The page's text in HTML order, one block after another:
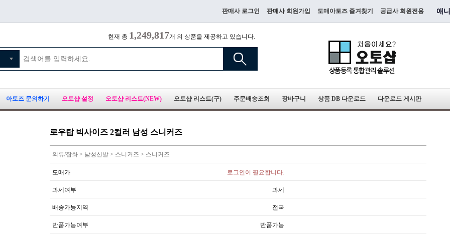
판매사 로그인 판매사 회원가입 도매아토즈 즐겨찾기 공급사 회원전용 애
현재 총 1,249,817개 의 상품을 제공하고 있습니다.
아토즈 문의하기 오토샵 설정 오토샵 리스트(NEW) 오토샵 리스트(구) 주문배송조회 장바구니 상품 DB 다운로드 다운로드 게시판
로우탑 빅사이즈 2컬러 남성 스니커즈
의류/잡화 > 남성신발 > 스니커즈 > 스니커즈
도매가 로그인이 필요합니다.
과세여부 과세
배송가능지역 전국
반품가능여부 반품가능